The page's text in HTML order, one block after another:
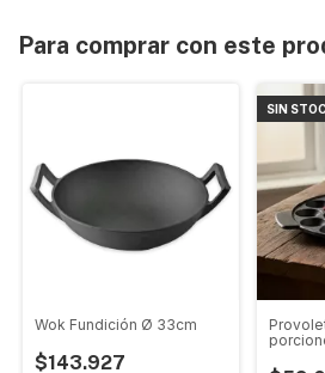
Para comprar con este
Wok Fundición Ø 33cm
$143.927
SIN